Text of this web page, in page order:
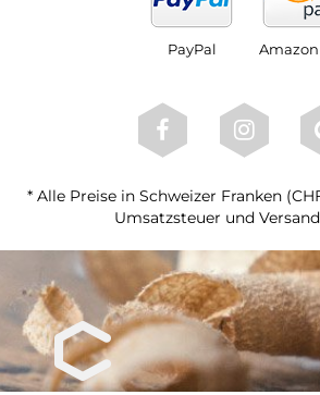
PayPal Amazon
* Alle Preise in Schweizer Franken
Umsatzsteuer und